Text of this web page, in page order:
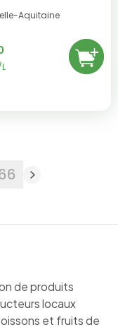
Aquitaine
de produits
locaux
et fruits de